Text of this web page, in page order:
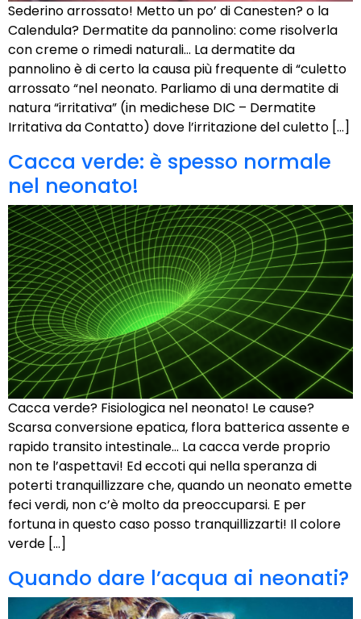
Sederino arrossato! Metto un po’ di Canesten? o la
Calendula? Dermatite da pannolino: come risolverla
con creme o rimedi naturali… La dermatite da
pannolino è di certo la causa più frequente di “culetto
arrossato “nel neonato. Parliamo di una dermatite di
natura “irritativa” (in medichese DIC – Dermatite
Irritativa da Contatto) dove l’irritazione del culetto […]
Cacca verde: è spesso normale
nel neonato!
Cacca verde? Fisiologica nel neonato! Le cause?
Scarsa conversione epatica, flora batterica assente e
rapido transito intestinale… La cacca verde proprio
non te l’aspettavi! Ed eccoti qui nella speranza di
poterti tranquillizzare che, quando un neonato emette
feci verdi, non c’è molto da preoccuparsi. E per
fortuna in questo caso posso tranquillizzarti! Il colore
verde […]
Quando dare l’acqua ai neonati?